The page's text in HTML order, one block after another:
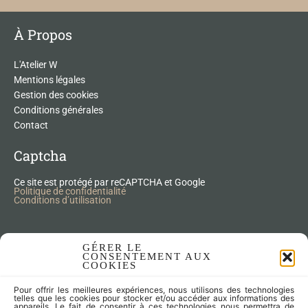
GÉRER LE
CONSENTEMENT AUX
COOKIES
Pour offrir les meilleures expériences, nous utilisons des technologies
telles que les cookies pour stocker et/ou accéder aux informations des
À Propos
L'Atelier W
Mentions légales
Gestion des cookies
Conditions générales
Contact
Captcha
Ce site est protégé par reCAPTCHA et Google
Politique de confidentialité
Conditions d’utilisation
Nos Produits Upcycling
Articles zéro déchet